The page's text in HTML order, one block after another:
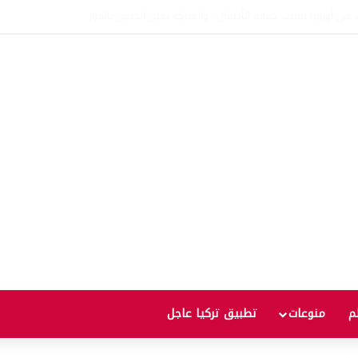
منوعات تطبيق تركيا عاجل